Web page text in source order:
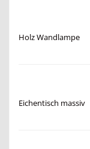
Holz Wandlampe
Eichentisch massiv